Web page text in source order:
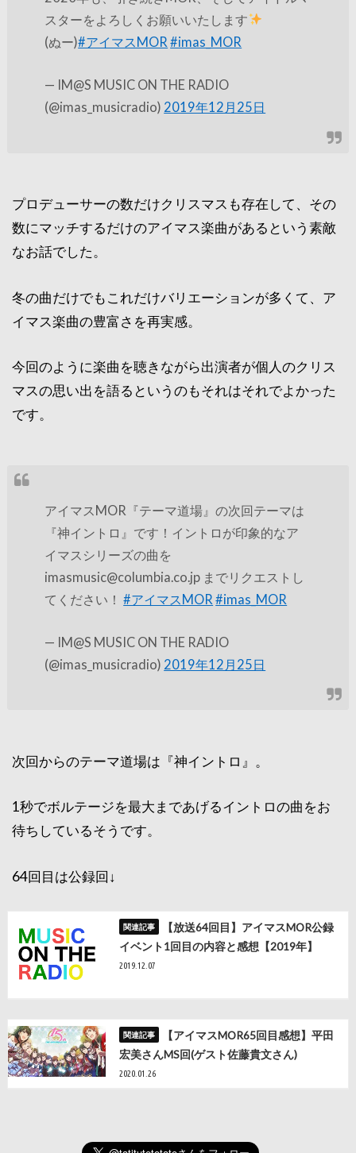
スターをよろしくお願いいたします
(ぬー)#アイマスMOR #imas_MOR
— IM@S MUSIC ON THE RADIO
(@imas_musicradio) 2019年12月25日
プロデューサーの数だけクリスマスも存在して、その
数にマッチするだけのアイマス楽曲があるという素敵
なお話でした。
冬の曲だけでもこれだけバリエーションが多くて、ア
イマス楽曲の豊富さを再実感。
今回のように楽曲を聴きながら出演者が個人のクリス
マスの思い出を語るというのもそれはそれでよかった
です。
アイマスMOR『テーマ道場』の次回テーマは
『神イントロ』です！イントロが印象的なア
イマスシリーズの曲を
imasmusic@columbia.co.jp までリクエストし
てください！#アイマスMOR #imas_MOR
— IM@S MUSIC ON THE RADIO
(@imas_musicradio) 2019年12月25日
次回からのテーマ道場は『神イントロ』。
1秒でボルテージを最大まであげるイントロの曲をお
待ちしているそうです。
64回目は公録回↓
【放送64回目】アイマスMOR公録
イベント1回目の内容と感想【2019年】
2019.12.07
【アイマスMOR65回目感想】平田
宏美さんMS回(ゲスト佐藤貴文さん)
2020.01.26